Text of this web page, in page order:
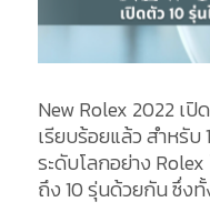
New Rolex 2022 เ
เรียบร้อยแล้ว สำหรั
ระดับโลกอย่าง
ถึง 10 รุ่นด้วยกัน ซึ่ง